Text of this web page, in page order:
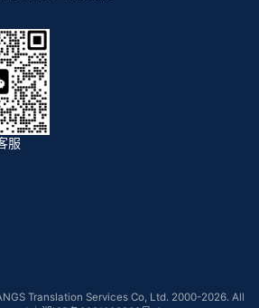
服
Translation Services Co, Ltd. 2000-2026. All